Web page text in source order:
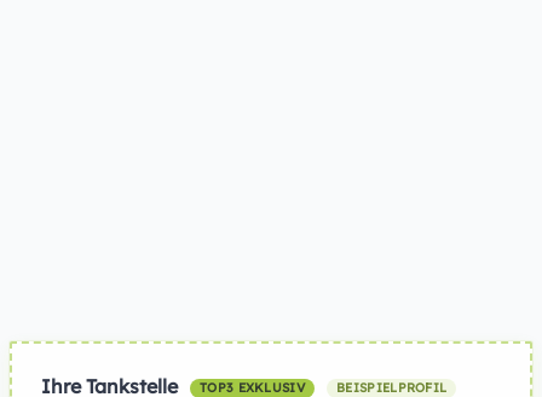
Ihre Tankstelle TOP3 EXKLUSIV BEISPIELPROFIL